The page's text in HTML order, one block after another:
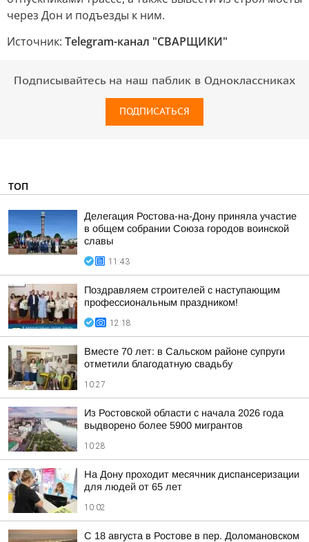
через Дон и подъезды к ним.
Источник: Telegram-канал "СВАРЩИКИ"
Подписывайтесь на наш паблик в Одноклассниках
ПОДПИСАТЬСЯ
ТОП
Делегация Ростова-на-Дону приняла участие
в общем собрании Союза городов воинской
славы
11:43
Поздравляем строителей с наступающим
профессиональным праздником!
12:18
Вместе 70 лет: в Сальском районе супруги
отметили благодатную свадьбу
10:27
Из Ростовской области с начала 2026 года
выдворено более 5900 мигрантов
10:28
На Дону проходит месячник диспансеризации
для людей от 65 лет
10:02
С 18 августа в Ростове в пер. Доломановском